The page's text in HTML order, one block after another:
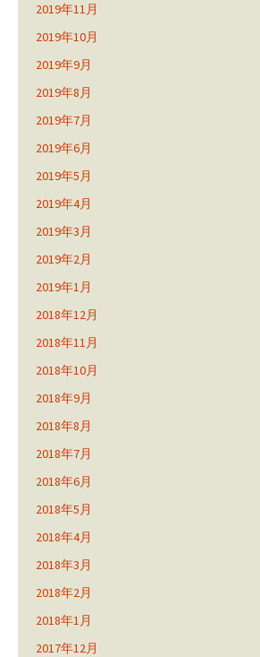
2019年11月
2019年10月
2019年9月
2019年8月
2019年7月
2019年6月
2019年5月
2019年4月
2019年3月
2019年2月
2019年1月
2018年12月
2018年11月
2018年10月
2018年9月
2018年8月
2018年7月
2018年6月
2018年5月
2018年4月
2018年3月
2018年2月
2018年1月
2017年12月